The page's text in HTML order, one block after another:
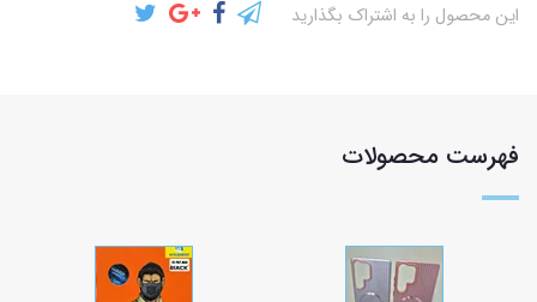
این محصول را به اشتراک بگذارید
فهرست محصولات